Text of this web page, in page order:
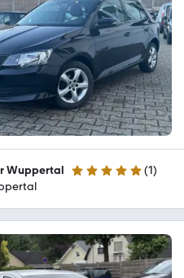
Wuppertal 5 Sterne (1)